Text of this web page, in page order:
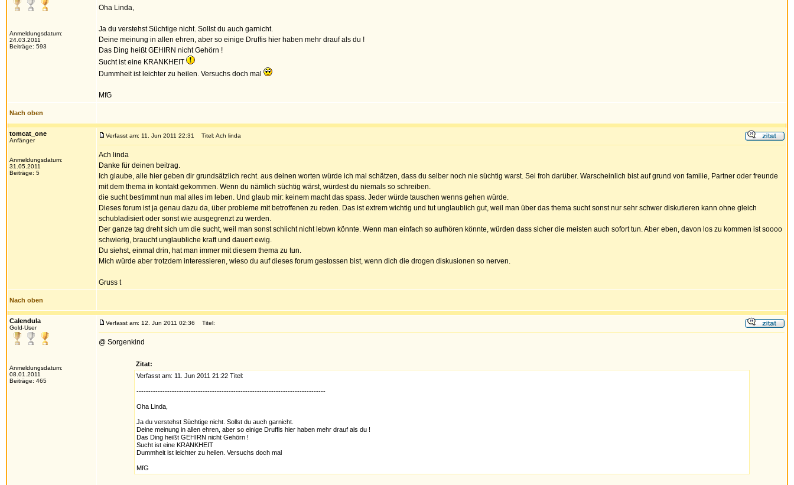
Anmeldungsdatum:
24.03.2011
Beiträge: 593
Oha Linda,
Ja du verstehst Süchtige nicht. Sollst du auch garnicht.
Deine meinung in allen ehren, aber so einige Druffis hier haben mehr drauf als du !
Das Ding heißt GEHIRN nicht Gehörn !
Sucht ist eine KRANKHEIT
Dummheit ist leichter zu heilen. Versuchs doch mal
MfG
Nach oben
tomcat_one
Anfänger
Anmeldungsdatum:
31.05.2011
Beiträge: 5
Verfasst am: 11. Jun 2011 22:31 Titel: Ach linda
Ach linda
Danke für deinen beitrag.
Ich glaube, alle hier geben dir grundsätzlich recht. aus deinen worten würde ich mal schätzen, dass du selber noch nie süchtig warst. Sei froh darüber. Warscheinlich bist auf grund von familie, Partner oder freunde
mit dem thema in kontakt gekommen. Wenn du nämlich süchtig wärst, würdest du niemals so schreiben.
die sucht bestimmt nun mal alles im leben. Und glaub mir: keinem macht das spass. Jeder würde tauschen wenns gehen würde.
Dieses forum ist ja genau dazu da, über probleme mit betroffenen zu reden. Das ist extrem wichtig und tut unglaublich gut, weil man über das thema sucht sonst nur sehr schwer diskutieren kann ohne gleich
schubladisiert oder sonst wie ausgegrenzt zu werden.
Der ganze tag dreht sich um die sucht, weil man sonst schlicht nicht lebwn könnte. Wenn man einfach so aufhören könnte, würden dass sicher die meisten auch sofort tun. Aber eben, davon los zu kommen ist soooo
schwierig, braucht unglaubliche kraft und dauert ewig.
Du siehst, einmal drin, hat man immer mit diesem thema zu tun.
Mich würde aber trotzdem interessieren, wieso du auf dieses forum gestossen bist, wenn dich die drogen diskusionen so nerven.
Gruss t
Nach oben
Calendula
Gold-User
Anmeldungsdatum:
08.01.2011
Beiträge: 465
Verfasst am: 12. Jun 2011 02:36 Titel:
@ Sorgenkind
Zitat:
Verfasst am: 11. Jun 2011 21:22 Titel:
--------------------------------------------------------------------------------
Oha Linda,
Ja du verstehst Süchtige nicht. Sollst du auch garnicht.
Deine meinung in allen ehren, aber so einige Druffis hier haben mehr drauf als du !
Das Ding heißt GEHIRN nicht Gehörn !
Sucht ist eine KRANKHEIT
Dummheit ist leichter zu heilen. Versuchs doch mal
MfG